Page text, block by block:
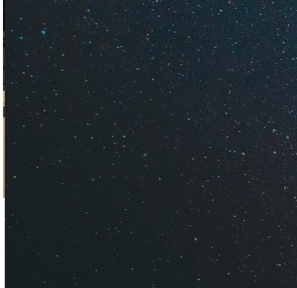
Советуем, где недорого
рестораны и кафе,